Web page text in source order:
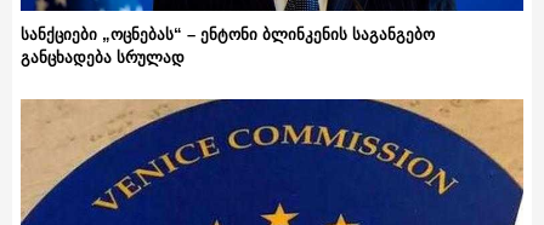
სანქციები „ოცნებას“ – ენტონი ბლინკენის საგანგებო
განცხადება სრულად